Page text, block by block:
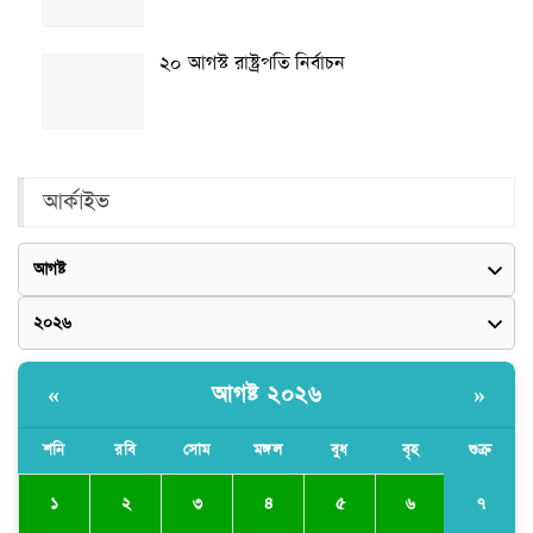
২০ আগস্ট রাষ্ট্রপতি নির্বাচন
আর্কাইভ
« আগষ্ট ২০২৬ »
শনি রবি সোম মঙ্গল বুধ বৃহ শুক্র
১ ২ ৩ ৪ ৫ ৬ ৭